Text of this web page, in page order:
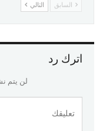
السابق التالي
اترك رد
لن يتم